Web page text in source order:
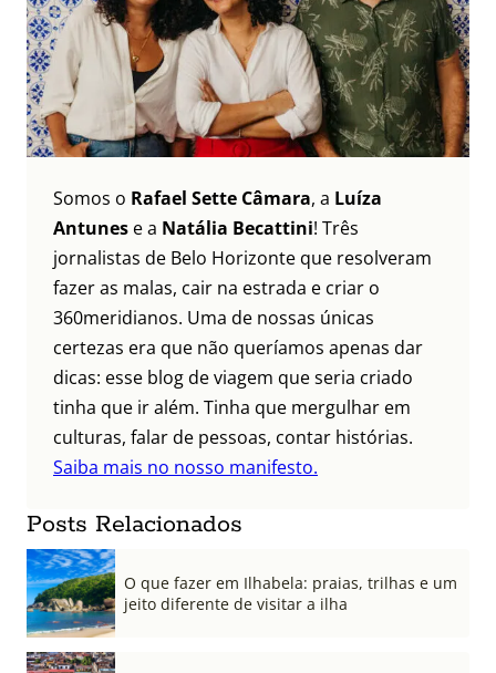
Somos o Rafael Sette Câmara, a Luíza
Antunes e a Natália Becattini! Três
jornalistas de Belo Horizonte que resolveram
fazer as malas, cair na estrada e criar o
360meridianos. Uma de nossas únicas
certezas era que não queríamos apenas dar
dicas: esse blog de viagem que seria criado
tinha que ir além. Tinha que mergulhar em
culturas, falar de pessoas, contar histórias.
Saiba mais no nosso manifesto.
Posts Relacionados
O que fazer em Ilhabela: praias, trilhas e um
jeito diferente de visitar a ilha